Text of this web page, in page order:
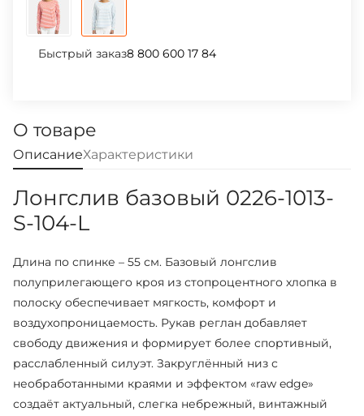
Быстрый заказ8 800 600 17 84
О товаре
ОписаниеХарактеристики
Лонгслив базовый 0226-1013-
S-104-L
Длина по спинке – 55 см. Базовый лонгслив
полуприлегающего кроя из стопроцентного хлопка в
полоску обеспечивает мягкость, комфорт и
воздухопроницаемость. Рукав реглан добавляет
свободу движения и формирует более спортивный,
расслабленный силуэт. Закруглённый низ с
необработанными краями и эффектом «raw edge»
создаёт актуальный, слегка небрежный, винтажный